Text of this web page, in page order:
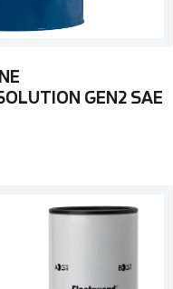
GEN2 SAE